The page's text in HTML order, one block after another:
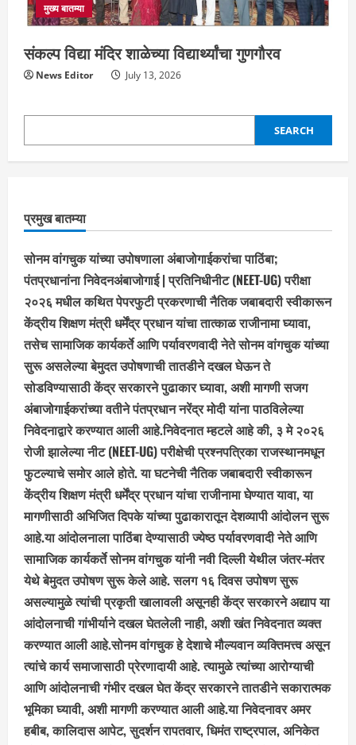
मुख्य बातम्या
संकल्प विद्या मंदिर शाळेच्या विद्यार्थ्यांचा गुणगौरव
News Editor July 13, 2026
SEARCH
प्रमुख बातम्या
सोनम वांगचुक यांच्या उपोषणाला अंबाजोगाईकरांचा पाठिंबा;
पंतप्रधानांना निवेदनअंबाजोगाई | प्रतिनिधीनीट (NEET-UG) परीक्षा
२०२६ मधील कथित पेपरफुटी प्रकरणाची नैतिक जबाबदारी स्वीकारून
केंद्रीय शिक्षण मंत्री धर्मेंद्र प्रधान यांचा तात्काळ राजीनामा घ्यावा,
तसेच सामाजिक कार्यकर्ते आणि पर्यावरणवादी नेते सोनम वांगचुक यांच्या
सुरू असलेल्या बेमुदत उपोषणाची तातडीने दखल घेऊन ते
सोडविण्यासाठी केंद्र सरकारने पुढाकार घ्यावा, अशी मागणी सजग
अंबाजोगाईकरांच्या वतीने पंतप्रधान नरेंद्र मोदी यांना पाठविलेल्या
निवेदनाद्वारे करण्यात आली आहे.निवेदनात म्हटले आहे की, ३ मे २०२६
रोजी झालेल्या नीट (NEET-UG) परीक्षेची प्रश्नपत्रिका राजस्थानमधून
फुटल्याचे समोर आले होते. या घटनेची नैतिक जबाबदारी स्वीकारून
केंद्रीय शिक्षण मंत्री धर्मेंद्र प्रधान यांचा राजीनामा घेण्यात यावा, या
मागणीसाठी अभिजित दिपके यांच्या पुढाकारातून देशव्यापी आंदोलन सुरू
आहे.या आंदोलनाला पाठिंबा देण्यासाठी ज्येष्ठ पर्यावरणवादी नेते आणि
सामाजिक कार्यकर्ते सोनम वांगचुक यांनी नवी दिल्ली येथील जंतर-मंतर
येथे बेमुदत उपोषण सुरू केले आहे. सलग १६ दिवस उपोषण सुरू
असल्यामुळे त्यांची प्रकृती खालावली असूनही केंद्र सरकारने अद्याप या
आंदोलनाची गांभीर्याने दखल घेतलेली नाही, अशी खंत निवेदनात व्यक्त
करण्यात आली आहे.सोनम वांगचुक हे देशाचे मौल्यवान व्यक्तिमत्त्व असून
त्यांचे कार्य समाजासाठी प्रेरणादायी आहे. त्यामुळे त्यांच्या आरोग्याची
आणि आंदोलनाची गंभीर दखल घेत केंद्र सरकारने तातडीने सकारात्मक
भूमिका घ्यावी, अशी मागणी करण्यात आली आहे.या निवेदनावर अमर
हबीब, कालिदास आपेट, सुदर्शन रापतवार, धिमंत राष्ट्रपाल, अनिकेत